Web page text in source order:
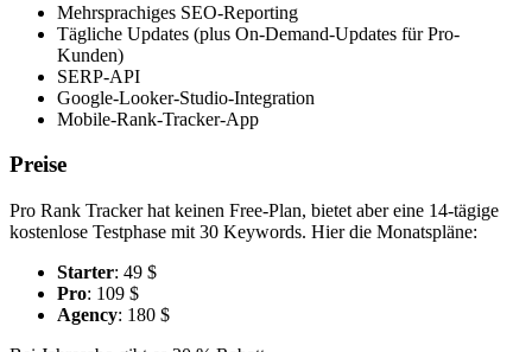
Mehrsprachiges SEO-Reporting
Tägliche Updates (plus On-Demand-Updates für Pro-
Kunden)
SERP-API
Google-Looker-Studio-Integration
Mobile-Rank-Tracker-App
Preise
Pro Rank Tracker hat keinen Free-Plan, bietet aber eine 14-tägige
kostenlose Testphase mit 30 Keywords. Hier die Monatspläne:
Starter: 49 $
Pro: 109 $
Agency: 180 $